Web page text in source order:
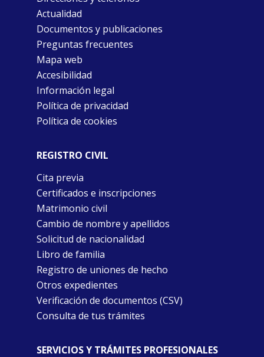
Actualidad
Documentos y publicaciones
Preguntas frecuentes
Mapa web
Accesibilidad
Información legal
Política de privacidad
Política de cookies
REGISTRO CIVIL
Cita previa
Certificados e inscripciones
Matrimonio civil
Cambio de nombre y apellidos
Solicitud de nacionalidad
Libro de familia
Registro de uniones de hecho
Otros expedientes
Verificación de documentos (CSV)
Consulta de tus trámites
SERVICIOS Y TRÁMITES PROFESIONALES